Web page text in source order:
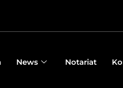
News Notariat